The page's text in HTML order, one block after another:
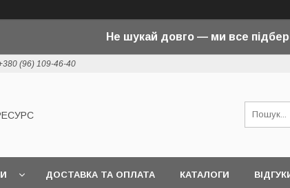
Не шукай довго — ми все
(96) 109-46-40
ДОСТАВКА ТА ОПЛАТА КАТАЛОГИ